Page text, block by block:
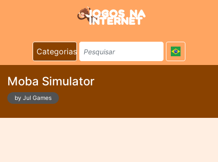
Categorias
Moba Simulator
by Jul Games